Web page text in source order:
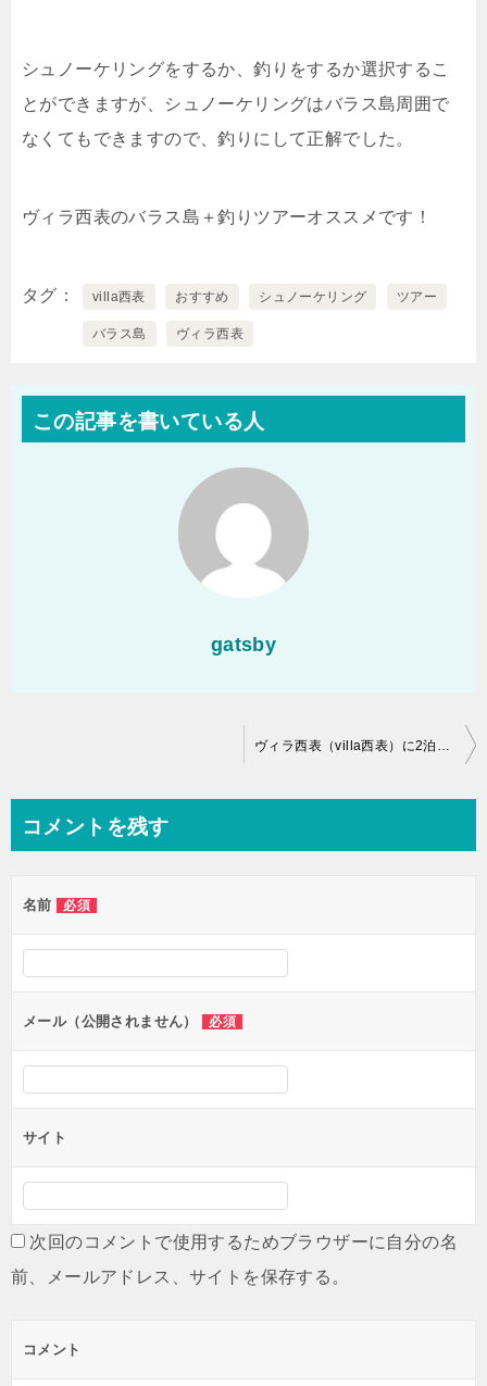
シュノーケリングをするか、釣りをするか選択するこ
とができますが、シュノーケリングはバラス島周囲で
なくてもできますので、釣りにして正解でした。
ヴィラ西表のバラス島＋釣りツアーオススメです！
タグ villa西表 おすすめ シュノーケリング ツアー
バラス島 ヴィラ西表
この記事を書いている人
gatsby
ビ
ー
シ
ョ
ン
コメントを残す
名前 必須
メール（公開されません） 必須
サイト
次回のコメントで使用するためブラウザーに自分の名
前、メールアドレス、サイトを保存する。
コメント